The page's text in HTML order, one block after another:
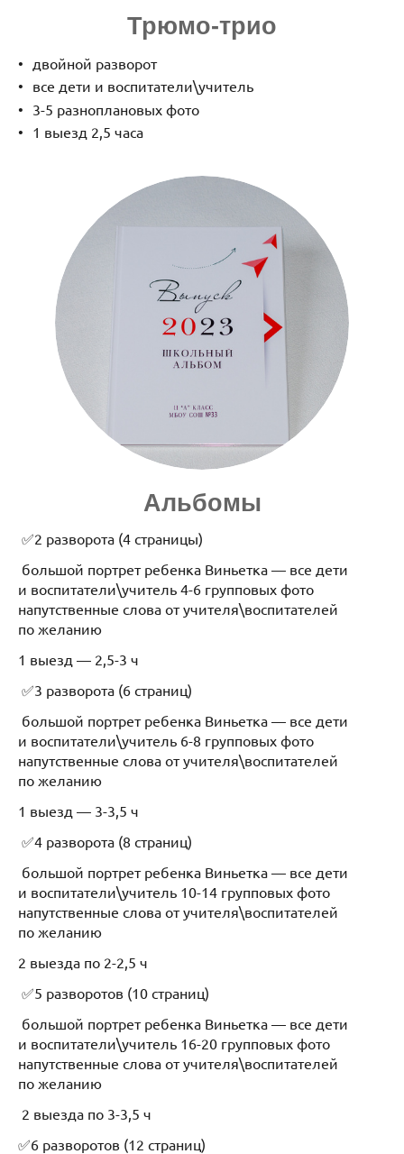
Трюмо-трио
двойной разворот
все дети и воспитатели\учитель
3-5 разноплановых фото
1 выезд 2,5 часа
Альбомы
✅2 разворота (4 страницы)
большой портрет ребенка Виньетка — все дети
и воспитатели\учитель 4-6 групповых фото
напутственные слова от учителя\воспитателей
по желанию
1 выезд — 2,5-3 ч
✅3 разворота (6 страниц)
большой портрет ребенка Виньетка — все дети
и воспитатели\учитель 6-8 групповых фото
напутственные слова от учителя\воспитателей
по желанию
1 выезд — 3-3,5 ч
✅4 разворота (8 страниц)
большой портрет ребенка Виньетка — все дети
и воспитатели\учитель 10-14 групповых фото
напутственные слова от учителя\воспитателей
по желанию
2 выезда по 2-2,5 ч
✅5 разворотов (10 страниц)
большой портрет ребенка Виньетка — все дети
и воспитатели\учитель 16-20 групповых фото
напутственные слова от учителя\воспитателей
по желанию
2 выезда по 3-3,5 ч
✅6 разворотов (12 страниц)